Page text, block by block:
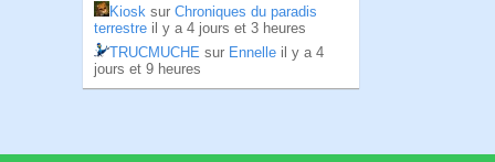
Kiosk sur Chroniques du paradis
terrestre il y a 4 jours et 3 heures
TRUCMUCHE sur Ennelle il y a 4
jours et 9 heures